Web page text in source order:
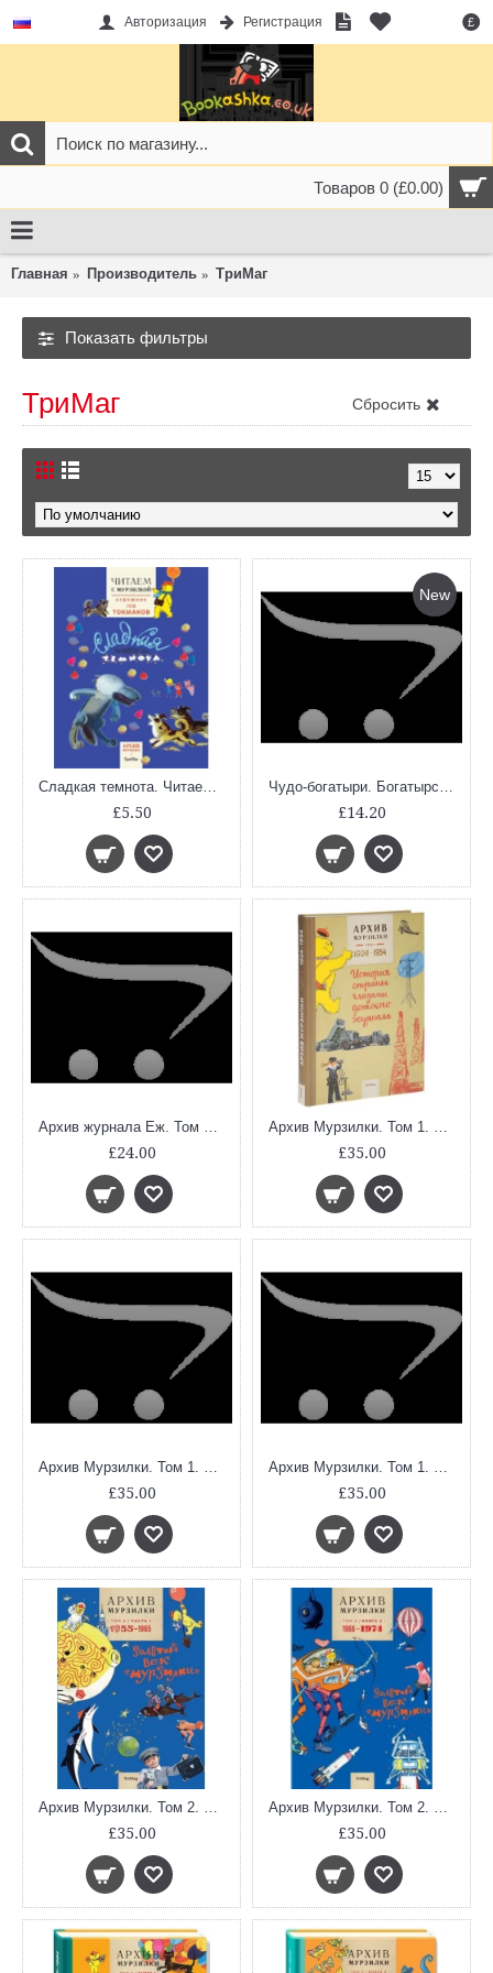
£
Авторизация Регистрация
Товаров 0 (£0.00)
Главная Производитель ТриМаг
Показать фильтры
Сбросить
ТриМаг
Сладкая темнота. Читаем с Мурзилкой
£5.50
New
Чудо-богатыри. Богатырские сказки
£14.20
Архив журнала Еж. Том 1. 1928
£24.00
Архив Мурзилки. Том 1. История страны глазами детского журнала. 1924-1954
£35.00
Архив Мурзилки. Том 1. Книга 2. История страны глазами детского журнала. 1924-1945
£35.00
Архив Мурзилки. Том 1. Книга 3. История страны глазами детского журнала. 1946-1954
£35.00
Архив Мурзилки. Том 2. В 2 книгах. Книга 1. Золотой век Мурзилки. 1955-1965
£35.00
Архив Мурзилки. Том 2. В 2 книгах. Книга 2. Золотой век Мурзилки. 1966-1974
£35.00